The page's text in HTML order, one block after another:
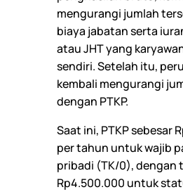
mengurangi jumlah
biaya jabatan serta
atau JHT yang
sendiri. Setelah itu,
kembali mengurangi
dengan PTKP.
Saat ini, PTKP sebesar
per tahun untuk wajib
pribadi (TK/0), dengan
Rp4.500.000 untuk